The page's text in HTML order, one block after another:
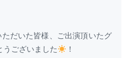
だいた皆様、ご出演頂いたグ
うございました
！